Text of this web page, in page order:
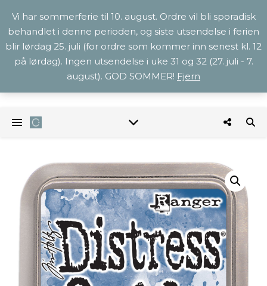
Vi har sommerferie til 10. august. Ordre vil bli sporadisk
behandlet i denne perioden, og siste utsendelse i ferien
blir lørdag 25. juli (for ordre som kommer inn senest kl. 12
på lørdag). Ingen utsendelse i uke 31 og 32 (27. juli - 7.
august). GOD SOMMER! Fjern